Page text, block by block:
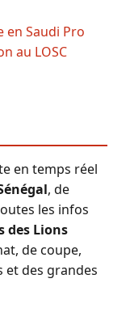
en Saudi Pro
au LOSC
en temps réel
, de
les infos
des Lions
de coupe,
et des grandes